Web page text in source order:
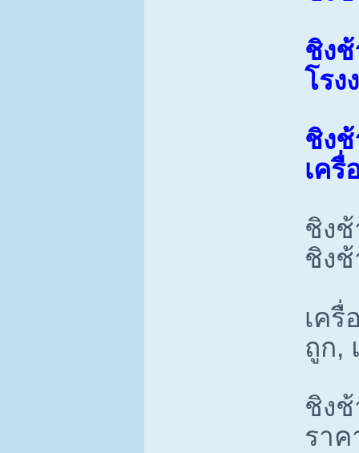
ชิง
โรง
ชิงช้
เครื่
ชิง
ชิงช้
เครื่
ถูก,
ชิง
ราค